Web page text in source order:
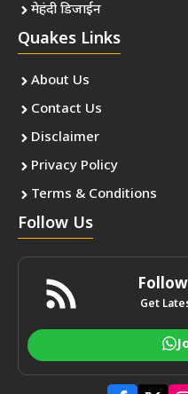
मेहंदी डिजाईन
Quakes Links
About Us
Contact Us
Disclaimer
Privacy Policy
Terms & Conditions
Follow Us
Get